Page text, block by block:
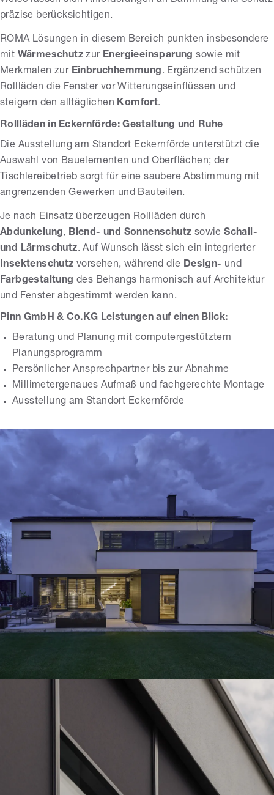
präzise berücksichtigen.
ROMA Lösungen in diesem Bereich punkten insbesondere
mit Wärmeschutz zur Energieeinsparung sowie mit
Merkmalen zur Einbruchhemmung. Ergänzend schützen
Rollläden die Fenster vor Witterungseinflüssen und
steigern den alltäglichen Komfort.
Rollläden in Eckernförde: Gestaltung und Ruhe
Die Ausstellung am Standort Eckernförde unterstützt die
Auswahl von Bauelementen und Oberflächen; der
Tischlereibetrieb sorgt für eine saubere Abstimmung mit
angrenzenden Gewerken und Bauteilen.
Je nach Einsatz überzeugen Rollläden durch
Abdunkelung, Blend- und Sonnenschutz sowieSchall-
und Lärmschutz. Auf Wunsch lässt sich ein integrierter
Insektenschutz vorsehen, während die Design- und
Farbgestaltung des Behangs harmonisch auf Architektur
und Fenster abgestimmt werden kann.
Pinn GmbH & Co.KG Leistungen auf einen Blick:
Beratung und Planung mit computergestütztem
Planungsprogramm
Persönlicher Ansprechpartner bis zur Abnahme
Millimetergenaues Aufmaß und fachgerechte Montage
Ausstellung am Standort Eckernförde